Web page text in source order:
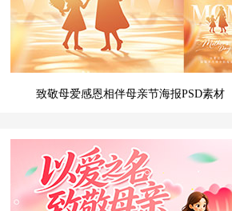
致敬母爱感恩相伴母亲节海报PSD素材